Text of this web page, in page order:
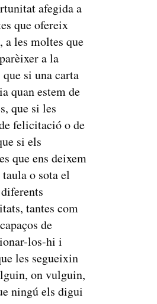
afegida a
que ofereix
a les moltes que
a la
si una carta
quan estem de
que si les
felicitació o de
si els
que ens deixem
o sota el
tantes com
de
los-hi i
les segueixin
on vulguin,
ningú els digui